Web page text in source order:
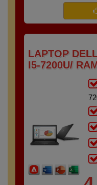
LAPTOP
I5-7200U/